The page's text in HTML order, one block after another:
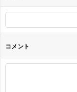
コメント